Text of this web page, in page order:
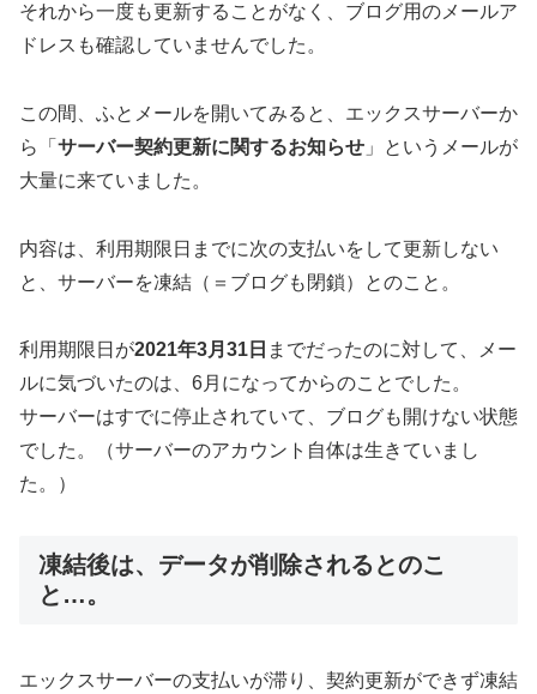
それから一度も更新することがなく、ブログ用のメールア
ドレスも確認していませんでした。
この間、ふとメールを開いてみると、エックスサーバーか
ら「 サーバー契約更新に関するお知らせ 」というメールが
大量に来ていました。
内容は、利用期限日までに次の支払いをして更新しない
と、サーバーを凍結（＝ブログも閉鎖）とのこと。
利用期限日が2021年3月31日 までだったのに対して、メー
ルに気づいたのは、6月になってからのことでした。
サーバーはすでに停止されていて、ブログも開けない状態
でした。（サーバーのアカウント自体は生きていまし
た。）
凍結後は、データが削除されるとのこ
と…。
エックスサーバーの支払いが滞り、契約更新ができず凍結